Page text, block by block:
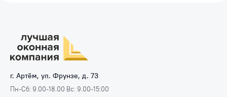
г. Артём, ул. Фрунзе, д. 73
Пн-Сб: 9.00-18.00 Вс: 9.00-15:00